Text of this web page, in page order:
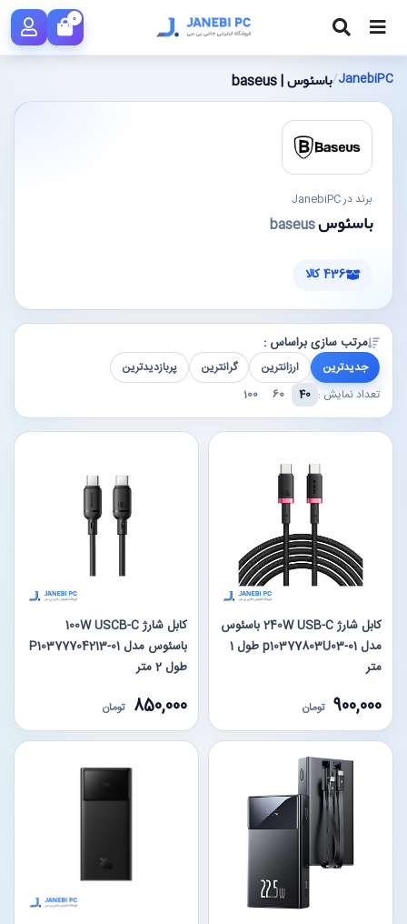
0
JanebiPC
/باسئوس | baseus
برند در JanebiPC
باسئوسbaseus
436 کالا
مرتب سازی براساس :
جدیدترین ارزانترین گرانترین
پربازدیدترین
تعداد نمایش : 40
60
100
کابل شارژ 240W USB-C باسئوس
مدل p10377803U03-01 طول 1
متر
900,000 تومان
کابل شارژ 100W USCB-C
باسئوس مدل P10377704213-01
طول 2 متر
850,000 تومان